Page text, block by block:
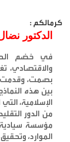
كرمالكم :
الدكتور
في خضم
والاقتصادي،
بصمت، وقدمت
بين هذه
الإسلامية،
من الدور
مؤسسة سيادية
الموارد،